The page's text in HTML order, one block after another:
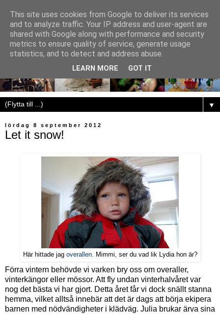
▼
lördag 8 september 2012
Let it snow!
Här hittade jag overallen. Mimmi, ser du vad lik Lydia hon är?
Förra vintern behövde vi varken bry oss om overaller,
vinterkängor eller mössor. Att fly undan vinterhalvåret var
nog det bästa vi har gjort. Detta året får vi dock snällt stanna
hemma, vilket alltså innebär att det är dags att börja ekipera
barnen med nödvändigheter i klädväg. Julia brukar ärva sina
This site uses cookies from Google to deliver its services
and to analyze traffic. Your IP address and user-agent are
shared with Google along with performance and security
metrics to ensure quality of service, generate usage
statistics, and to detect and address abuse.
LEARN MORE GOT IT